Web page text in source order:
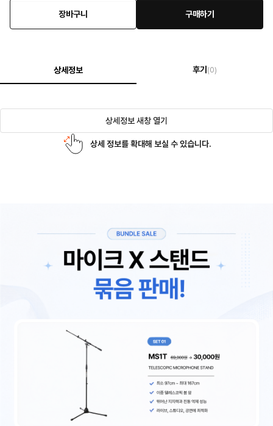
장바구니 구매하기
상세정보 후기 (0)
상세정보 새창 열기
상세 정보를 확대해 보실 수 있습니다.